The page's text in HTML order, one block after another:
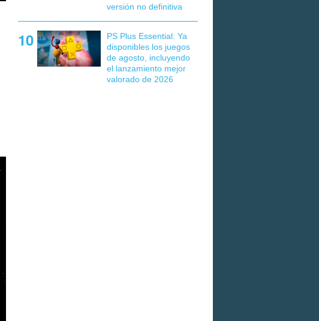
versión no definitiva
PS Plus Essential: Ya
disponibles los juegos
de agosto, incluyendo
el lanzamiento mejor
valorado de 2026